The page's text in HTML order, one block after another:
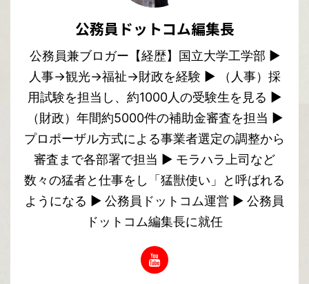
公務員ドットコム編集長
公務員兼ブロガー【経歴】国立大学工学部 ▶︎
人事→観光→福祉→財政を経験 ▶︎ （人事）採
用試験を担当し、約1000人の受験生を見る ▶︎
（財政）年間約5000件の補助金審査を担当 ▶︎
プロポーザル方式による事業者選定の調整から
審査まで各部署で担当 ▶︎ モラハラ上司など
数々の猛者と仕事をし「猛獣使い」と呼ばれる
ようになる ▶︎ 公務員ドットコム運営 ▶︎ 公務員
ドットコム編集長に就任